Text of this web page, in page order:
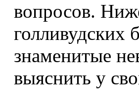
вопросов.
голливудских
знаменитые
выяснить у